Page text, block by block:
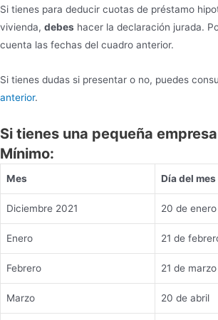
Si tienes para deducir cuotas de préstamo
vivienda, debes hacer la declaración jurada.
cuenta las fechas del cuadro anterior.
Si tienes dudas si presentar o no, puedes
anterior.
Si tienes una pequeña
Mínimo:
Mes Día del mes
Diciembre 2021 20 de enero
Enero 21 de
Febrero 21 de marzo
Marzo 20 de abril